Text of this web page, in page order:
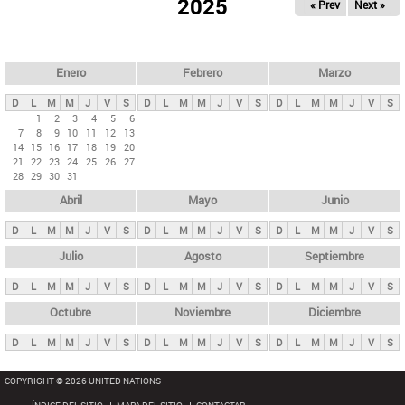
ds
p
n
i
p
a
l
s
2025 « Prev Next »
Enero
D L M M J V
S
1
2 3 4 5
6
7
8 9 10 11 12
13
14 15 16 17 18 19 20
21
22 23 24 25 26 27
28 29 30 31
Febrero
D L M M J V S
Marzo
D L M M J V S
Abril
D L M M J V S
Mayo
D L M M J V S
Junio
D L M M J V S
Julio
D L M M J V S
Agosto
D L M M J V S
Septiembre
D L M M J V S
Octubre
D L M M J V S
Noviembre
D L M M J V S
Diciembre
D L M M J V S
COPYRIGHT © 2026 UNITED NATIONS